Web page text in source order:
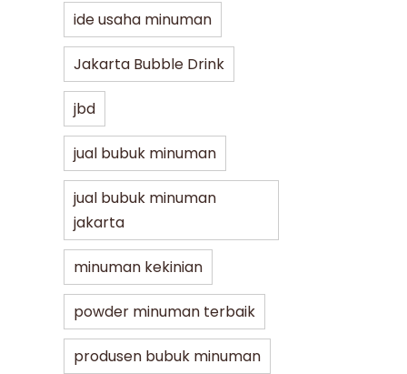
ide usaha minuman
Jakarta Bubble Drink
jbd
jual bubuk minuman
jual bubuk minuman
jakarta
minuman kekinian
powder minuman terbaik
produsen bubuk minuman